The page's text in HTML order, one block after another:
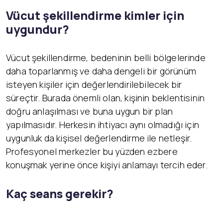
Vücut şekillendirme kimler için
uygundur?
Vücut şekillendirme, bedeninin belli bölgelerinde
daha toparlanmış ve daha dengeli bir görünüm
isteyen kişiler için değerlendirilebilecek bir
süreçtir. Burada önemli olan, kişinin beklentisinin
doğru anlaşılması ve buna uygun bir plan
yapılmasıdır. Herkesin ihtiyacı aynı olmadığı için
uygunluk da kişisel değerlendirme ile netleşir.
Profesyonel merkezler bu yüzden ezbere
konuşmak yerine önce kişiyi anlamayı tercih eder.
Kaç seans gerekir?